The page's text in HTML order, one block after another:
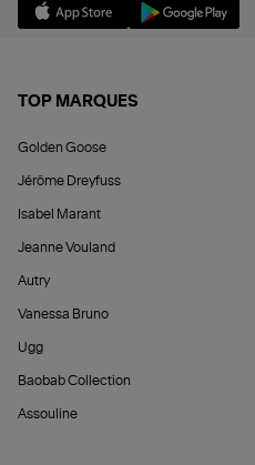
TOP MARQUES
Golden Goose
Jérôme Dreyfuss
Isabel Marant
Jeanne Vouland
Autry
Vanessa Bruno
Ugg
Baobab Collection
Assouline